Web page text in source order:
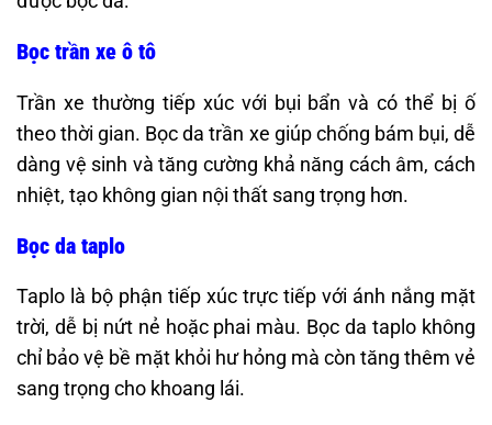
Bọc trần xe ô tô
Trần xe thường tiếp xúc với bụi bẩn và có thể bị ố
theo thời gian. Bọc da trần xe giúp chống bám bụi, dễ
dàng vệ sinh và tăng cường khả năng cách âm, cách
nhiệt, tạo không gian nội thất sang trọng hơn.
Bọc da taplo
Taplo là bộ phận tiếp xúc trực tiếp với ánh nắng mặt
trời, dễ bị nứt nẻ hoặc phai màu. Bọc da taplo không
chỉ bảo vệ bề mặt khỏi hư hỏng mà còn tăng thêm vẻ
sang trọng cho khoang lái.